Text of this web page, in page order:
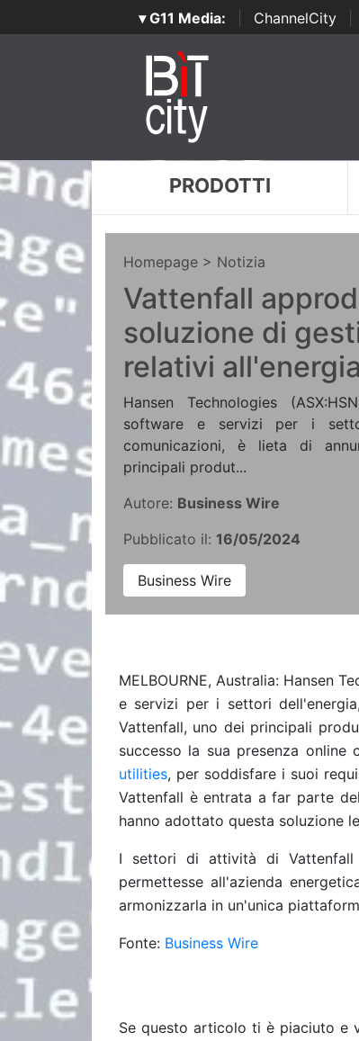
▾ G11 Media: ChannelCity
PRODOTTI
Homepage > Notizia
Vattenfall
soluzione di
relativi
Hansen Technologies
software e servizi per i
comunicazioni, è lieta di
principali produt...
Autore: Business Wire
Pubblicato il: 16/05/2024
Business Wire
MELBOURNE, Australia: Hansen
e servizi per i settori
Vattenfall, uno dei principali
successo la sua presenza online
utilities, per soddisfare i suoi
Vattenfall è entrata a far parte
hanno adottato questa soluzione
I settori di attività di Vattenfall
permettesse all'azienda
armonizzarla in un'unica
Fonte: Business Wire
Se questo articolo ti è piaciuto e